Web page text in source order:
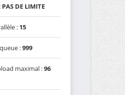
PAS DE LIMITE
: 15
:999
maximal :96